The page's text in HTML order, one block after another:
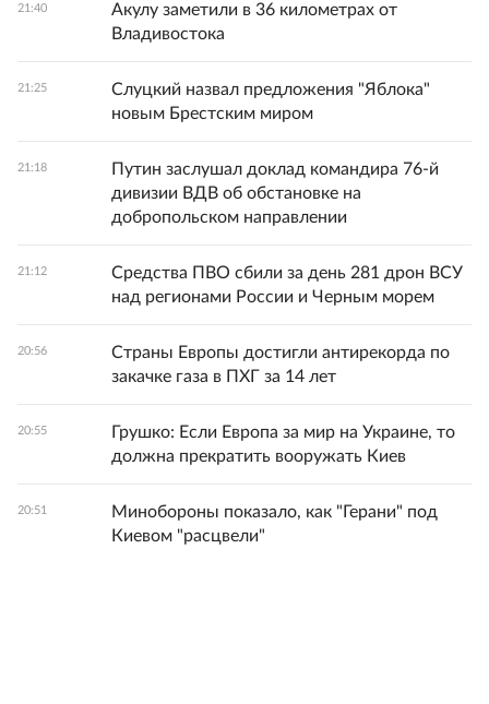
21:40
Акулу заметили в 36 километрах от
Владивостока
21:25
Слуцкий назвал предложения "Яблока"
новым Брестским миром
21:18
Путин заслушал доклад командира 76-й
дивизии ВДВ об обстановке на
добропольском направлении
21:12
Средства ПВО сбили за день 281 дрон ВСУ
над регионами России и Черным морем
20:56
Страны Европы достигли антирекорда по
закачке газа в ПХГ за 14 лет
20:55
Грушко: Если Европа за мир на Украине, то
должна прекратить вооружать Киев
20:51
Минобороны показало, как "Герани" под
Киевом "расцвели"